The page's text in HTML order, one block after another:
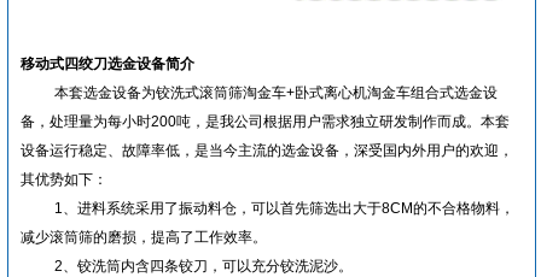
移动式四绞刀选金设备简介
本套选金设备为铰洗式滚筒筛淘金车+卧式离心机淘金车组合式选金设
备，处理量为每小时200吨，是我公司根据用户需求独立研发制作而成。本套
设备运行稳定、故障率低，是当今主流的选金设备，深受国内外用户的欢迎，
其优势如下：
1、 进料系统采用了振动料仓，可以首先筛选出大于8CM的不合格物料，
减少滚筒筛的磨损，提高了工作效率。
2、 铰洗筒内含四条铰刀，可以充分铰洗泥沙。